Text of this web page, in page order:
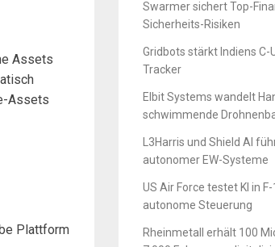
Assets
Assets
Plattform
Swarmer sichert Top-
Sicherheits-Risiken
Gridbots stärkt Indiens C-
Tracker
Elbit Systems wandelt
schwimmende
L3Harris und Shield AI
autonomer EW-Systeme
US Air Force testet KI in
autonome Steuerung
Rheinmetall erhält 100